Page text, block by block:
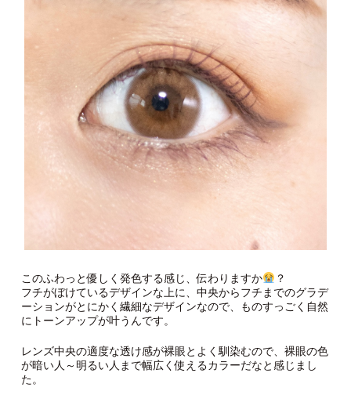
このふわっと優しく発色する感じ、伝わりますか
？
フチがぼけているデザインな上に、中央からフチまでのグラデ
ーションがとにかく繊細なデザインなので、ものすっごく自然
にトーンアップが叶うんです。
レンズ中央の適度な透け感が裸眼とよく馴染むので、裸眼の色
が暗い人～明るい人まで幅広く使えるカラーだなと感じまし
た。